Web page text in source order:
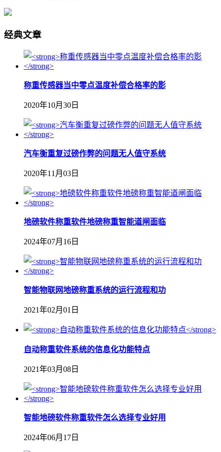
经典文章
称重传感器当中零点温度补偿合格率的影
2020年10月30日
汽车衡重复过磅作弊的问题无人值守系统
2020年11月03日
地磅软件称重软件地磅称重智能道闸面临
2024年07月16日
智能物联网地磅称重系统的运行流程和功
2021年02月01日
自动称重软件系统的信息化功能特点
2021年03月08日
智能地磅软件称重软件怎么选择专业好用
2024年06月17日